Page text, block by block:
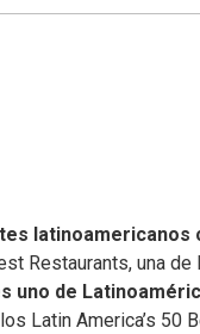
Restaurants, una
uno de
Latin America’s 50